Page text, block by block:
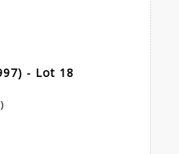
- Lot 18